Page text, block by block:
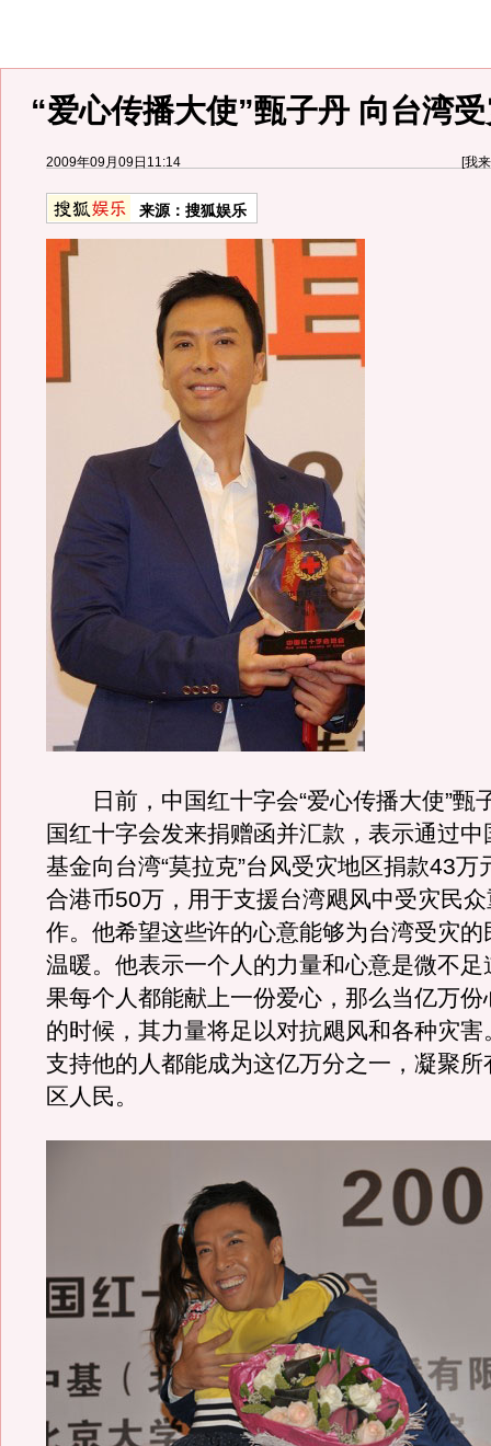
“爱心传播大使”甄子丹 向台湾
2009年09月09日11:14 [我
来源： 搜狐娱乐
日前，中国红十字会“爱心传播大使”甄
国红十字会发来捐赠函并汇款，表示通过
基金向台湾“莫拉克”台风受灾地区捐款43万
合港币50万，用于支援台湾飓风中受灾民
作。他希望这些许的心意能够为台湾受灾的
温暖。他表示一个人的力量和心意是微不足
果每个人都能献上一份爱心，那么当亿万份
的时候，其力量将足以对抗飓风和各种灾害
支持他的人都能成为这亿万分之一，凝聚所
区人民。